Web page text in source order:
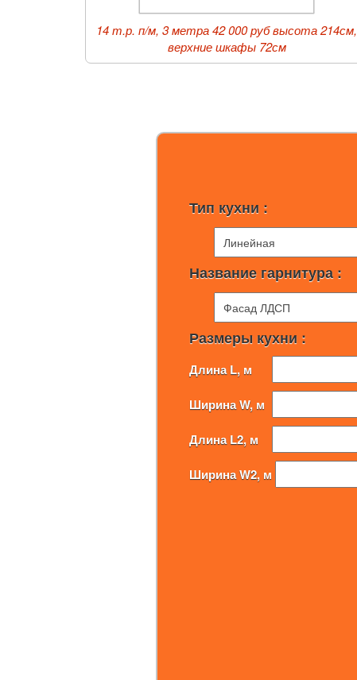
14 т.р. п/м, 3 метра 42 000 руб высота 214см,
верхние шкафы 72см
Тип кухни :
Название гарнитура :
Размеры кухни :
Длина L, м
Ширина W, м
Длина L2, м
Ширина W2, м